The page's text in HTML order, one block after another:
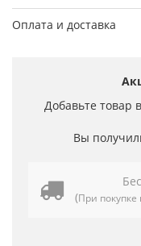
Оплата и доставка
Добавьте товар
Вы
(При